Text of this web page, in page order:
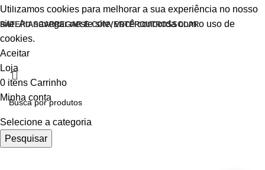
BATERIASCARREGAR E CONVERTEROUTROSSOLAR
Utilizamos cookies para melhorar a sua experiência no nosso
site. Ao navegar neste site, você concorda com o uso de
cookies.
Aceitar
Selecione a categoria
Pesquisar
Loja
0 itens Carrinho
Minha conta